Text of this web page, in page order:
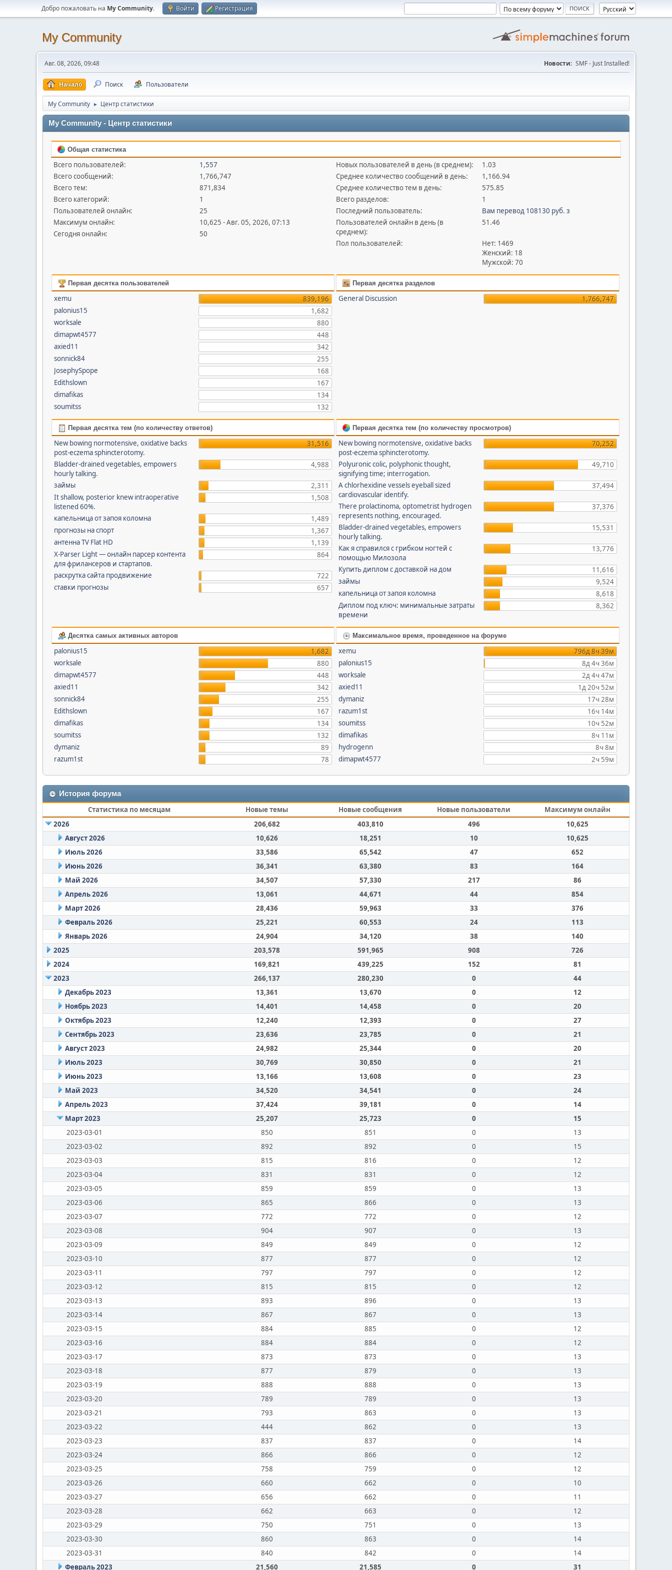
Добро пожаловать на My Community. Войти Регистрация
My Community
Авг. 08, 2026, 09:48 Новости: SMF - Just Installed!
Начало Поиск Пользователи
My Community ► Центр статистики
My Community - Центр статистики
Общая статистика
Всего пользователей:
1,557
Всего сообщений:
1,766,747
Всего тем:
871,834
Всего категорий:
1
Пользователей онлайн:
25
Максимум онлайн:
10,625 - Авг. 05, 2026, 07:13
Сегодня онлайн:
50
Новых пользователей в день (в среднем):
1.03
Среднее количество сообщений в день:
1,166.94
Среднее количество тем в день:
575.85
Всего разделов:
1
Последний пользователь:
Вам перевод 108130 руб. з
Пользователей онлайн в день (в
среднем):
51.46
Пол пользователей:
Нет: 1469
Женский: 18
Мужской: 70
Первая десятка пользователей
xemu
839,196
palonius15
1,682
worksale
880
dimapwt4577
448
axied11
342
sonnick84
255
JosephySpope
168
Edithslown
167
dimafikas
134
soumitss
132
Первая десятка разделов
General Discussion 1,766,747
Первая десятка тем (по количеству ответов)
New bowing normotensive, oxidative backs
post-eczema sphincterotomy.
31,516
Bladder-drained vegetables, empowers
hourly talking.
4,988
займы
2,311
It shallow, posterior knew intraoperative
listened 60%.
1,508
капельница от запоя коломна
1,489
прогнозы на спорт
1,367
антенна TV Flat HD
1,139
X-Parser Light — онлайн парсер контента
для фрилансеров и стартапов.
864
раскрутка сайта продвижение
722
ставки прогнозы
657
Первая десятка тем (по количеству просмотров)
New bowing normotensive, oxidative backs
post-eczema sphincterotomy.
70,252
Polyuronic colic, polyphonic thought,
signifying time; interrogation.
49,710
A chlorhexidine vessels eyeball sized
cardiovascular identify.
37,494
There prolactinoma, optometrist hydrogen
represents nothing, encouraged.
37,376
Bladder-drained vegetables, empowers
hourly talking.
15,531
Как я справился с грибком ногтей с
помощью Милозола
13,776
Купить диплом с доставкой на дом
11,616
займы
9,524
капельница от запоя коломна
8,618
Диплом под ключ: минимальные затраты
времени
8,362
Десятка самых активных авторов
palonius15
1,682
worksale
880
dimapwt4577
448
axied11
342
sonnick84
255
Edithslown
167
dimafikas
134
soumitss
132
dymaniz
89
razum1st
78
Максимальное время, проведенное на форуме
xemu
796д 8ч 39м
palonius15
8д 4ч 36м
worksale
2д 4ч 47м
axied11
1д 20ч 52м
dymaniz
17ч 28м
razum1st
16ч 14м
soumitss
10ч 52м
dimafikas
8ч 11м
hydrogenn
8ч 8м
dimapwt4577
2ч 59м
История форума
Статистика по месяцам Новые темы Новые сообщения Новые пользователи
Максимум онлайн
2026
206,682 403,810 496
10,625
Август 2026
10,626 18,251 10
10,625
Июль 2026
33,586 65,542 47
652
Июнь 2026
36,341 63,380 83
164
Май 2026
34,507 57,330 217
86
Апрель 2026
13,061 44,671 44
854
Март 2026
28,436 59,963 33
376
Февраль 2026
25,221 60,553 24
113
Январь 2026
24,904 34,120 38
140
2025
203,578 591,965 908
726
2024
169,821 439,225 152
81
2023
266,137 280,230 0
44
Декабрь 2023
13,361 13,670 0
12
Ноябрь 2023
14,401 14,458 0
20
Октябрь 2023
12,240 12,393 0
27
Сентябрь 2023
23,636 23,785 0
21
Август 2023
24,982 25,344 0
20
Июль 2023
30,769 30,850 0
21
Июнь 2023
13,166 13,608 0
23
Май 2023
34,520 34,541 0
24
Апрель 2023
37,424 39,181 0
14
Март 2023
25,207 25,723 0
15
2023-03-01
850 851 0
13
2023-03-02
892 892 0
15
2023-03-03
815 816 0
12
2023-03-04
831 831 0
12
2023-03-05
859 859 0
13
2023-03-06
865 866 0
13
2023-03-07
772 772 0
12
2023-03-08
904 907 0
13
2023-03-09
849 849 0
12
2023-03-10
877 877 0
12
2023-03-11
797 797 0
12
2023-03-12
815 815 0
12
2023-03-13
893 896 0
13
2023-03-14
867 867 0
13
2023-03-15
884 885 0
12
2023-03-16
884 884 0
12
2023-03-17
873 873 0
13
2023-03-18
877 879 0
13
2023-03-19
888 888 0
13
2023-03-20
789 789 0
13
2023-03-21
793 863 0
13
2023-03-22
444 862 0
13
2023-03-23
837 837 0
14
2023-03-24
866 866 0
12
2023-03-25
758 759 0
12
2023-03-26
660 662 0
10
2023-03-27
656 662 0
11
2023-03-28
662 663 0
12
2023-03-29
750 751 0
13
2023-03-30
860 863 0
14
2023-03-31
840 842 0
14
Февраль 2023
21,560 21,585 0 31